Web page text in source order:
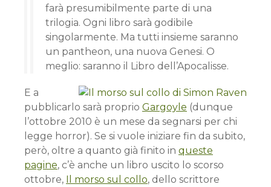
farà presumibilmente parte di una
trilogia. Ogni libro sarà godibile
singolarmente. Ma tutti insieme saranno
un pantheon, una nuova Genesi. O
meglio: saranno il Libro dell’Apocalisse.
E a
pubblicarlo sarà proprio Gargoyle (dunque
l’ottobre 2010 è un mese da segnarsi per chi
legge horror). Se si vuole iniziare fin da subito,
però, oltre a quanto già finito in queste
pagine, c’è anche un libro uscito lo scorso
ottobre, Il morso sul collo, dello scrittore